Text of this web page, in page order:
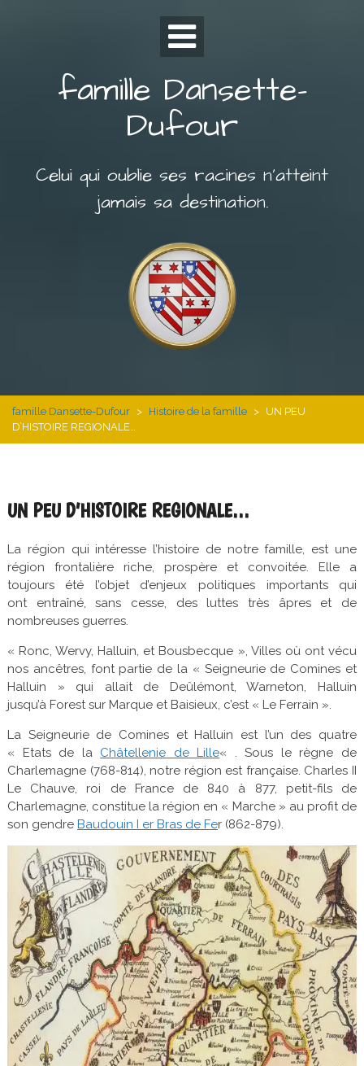
famille Dansette-
Dufour
Celui qui oublie ses racines n’atteint
jamais sa destination.
famille Dansette-Dufour > Histoire de la famille > UN PEU
D’HISTOIRE REGIONALE…
UN PEU D’HISTOIRE REGIONALE…
La région qui intéresse l’histoire de notre famille, est une
région frontalière riche, prospère et convoitée. Elle a
toujours été l’objet d’enjeux politiques importants qui
ont entraîné, sans cesse, des luttes très âpres et de
nombreuses guerres.
« Ronc, Wervy, Halluin, et Bousbecque », Villes où ont vécu
nos ancêtres, font partie de la « Seigneurie de Comines et
Halluin » qui allait de Deûlémont, Warneton, Halluin
jusqu’à Forest sur Marque et Baisieux, c’est « Le Ferrain ».
La Seigneurie de Comines et Halluin est l’un des quatre
« Etats de la Châtellenie de Lille« . Sous le règne de
Charlemagne (768-814), notre région est française. Charles II
Le Chauve, roi de France de 840 à 877, petit-fils de
Charlemagne, constitue la région en « Marche » au profit de
son gendre Baudouin I er Bras de Fer (862-879).